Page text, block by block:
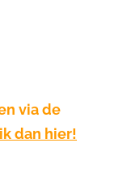
via de
dan hier!